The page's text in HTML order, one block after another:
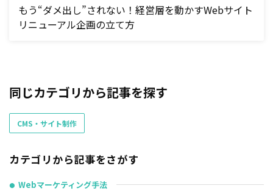
もう“ダメ出し”されない！経営層を動かすWebサイト
リニューアル企画の立て方
同じカテゴリから記事を探す
CMS・サイト制作
カテゴリから記事をさがす
● Webマーケティング手法